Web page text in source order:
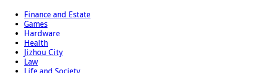
Finance and Estate
Games
Hardware
Health
Jizhou City
Law